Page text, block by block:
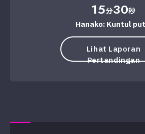
15分30秒
Hanako: Kuntul
Lihat Laporan
Pertandingan